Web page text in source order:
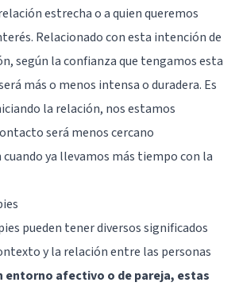
estrecha o a quien queremos
Relacionado con esta intención de
según la confianza que tengamos esta
más o menos intensa o duradera. Es
la relación, nos estamos
será menos cercano
ya llevamos más tiempo con la
pueden tener diversos significados
y la relación entre las personas
entorno afectivo o de pareja, estas